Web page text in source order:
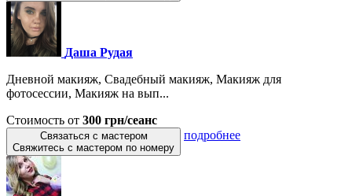
Даша Рудая
Дневной макияж, Свадебный макияж, Макияж для
фотосессии, Макияж на вып...
Стоимость от 300 грн/сеанс
Связаться с мастером
Свяжитесь с мастером по номеру
подробнее